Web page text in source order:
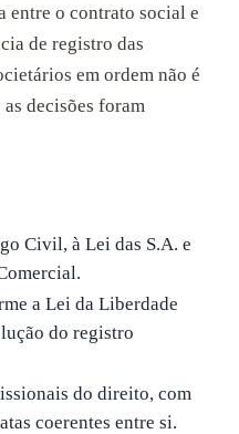
entre o contrato social e
de registro das
em ordem não é
decisões foram
Civil, à Lei das S.A. e
a Lei da Liberdade
do registro
do direito, com
coerentes entre si.